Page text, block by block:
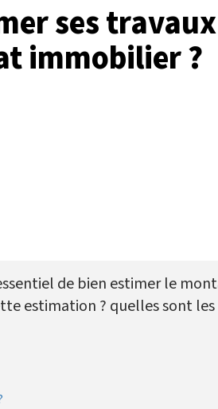
ses
immobilier ?
de bien estimer le
estimation ? quelles sont les